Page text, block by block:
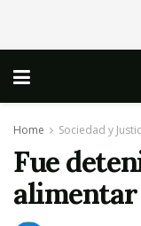
Home Sociedad y
Fue
alimentar